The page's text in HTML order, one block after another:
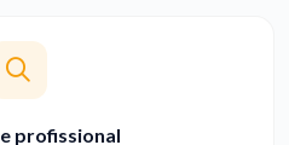
profissional